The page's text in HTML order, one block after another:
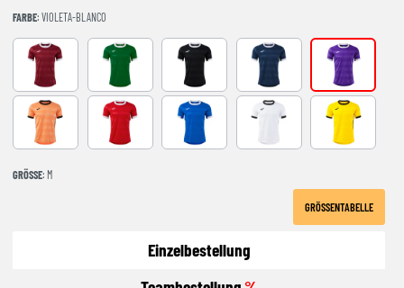
FARBE: VIOLETA-BLANCO
BURGUNDY GREEN-WHITE black-white DARK NAVY BLANCOVIOLETA-
ORANGE-BLACK RED-WHITE ROYAL-WHITE YELLOW-
GRÖSSE : M
GRÖSSENTABELLE
Einzelbestellung